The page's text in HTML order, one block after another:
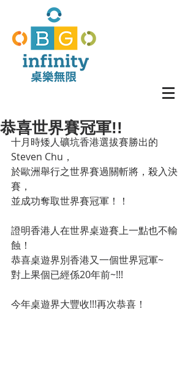
恭喜世界賽冠軍!!
十月時矮人礦坑香港選拔賽勝出的
Steven Chu，
於歐洲舉行之世界賽過關斬將，殺入決
賽，
並成功奪取世界賽冠軍！！
證明香港人在世界桌遊賽上一點也不輸
蝕！
恭喜桌遊界別香港又一個世界冠軍~
對上果個已經係20年前~!!!
今年桌遊界大豐收!!!再次恭喜！